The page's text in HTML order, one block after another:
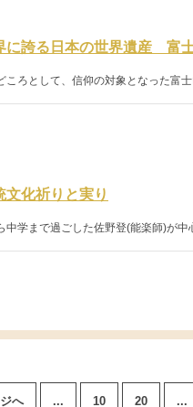
に誇る日本の世界遺産 富
ころとして、信仰の対象となった富
文化祈りと実り
中学まで過ごした佐野登(能楽師)が
へ ... 10 20 ...